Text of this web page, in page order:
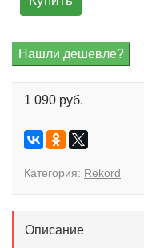
1 090 руб.
Категория: Rekord
Описание